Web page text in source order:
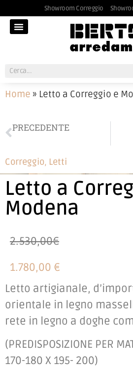
Showroom Correggio
Home » Letto a Correggio e
PRECEDENTE
Correggio, Letti
Letto a
Modena
2.530,00€
1.780,00 €
Letto artigianale,
orientale in legno
rete in legno a doghe
(PREDISPOSIZIONE PER
170-180 X 195- 200)